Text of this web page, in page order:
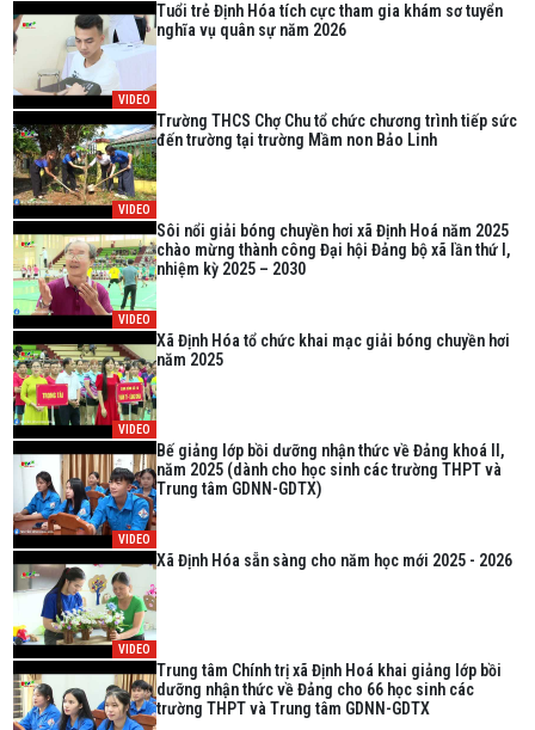
VIDEO
Tuổi trẻ Định Hóa tích cực tham gia khám sơ tuyển
nghĩa vụ quân sự năm 2026
VIDEO
Trường THCS Chợ Chu tổ chức chương trình tiếp sức
đến trường tại trường Mầm non Bảo Linh
VIDEO
Sôi nổi giải bóng chuyền hơi xã Định Hoá năm 2025
chào mừng thành công Đại hội Đảng bộ xã lần thứ I,
nhiệm kỳ 2025 – 2030
VIDEO
Xã Định Hóa tổ chức khai mạc giải bóng chuyền hơi
năm 2025
VIDEO
Bế giảng lớp bồi dưỡng nhận thức về Đảng khoá II,
năm 2025 (dành cho học sinh các trường THPT và
Trung tâm GDNN-GDTX)
VIDEO
Xã Định Hóa sẵn sàng cho năm học mới 2025 - 2026
Trung tâm Chính trị xã Định Hoá khai giảng lớp bồi
dưỡng nhận thức về Đảng cho 66 học sinh các
trường THPT và Trung tâm GDNN-GDTX